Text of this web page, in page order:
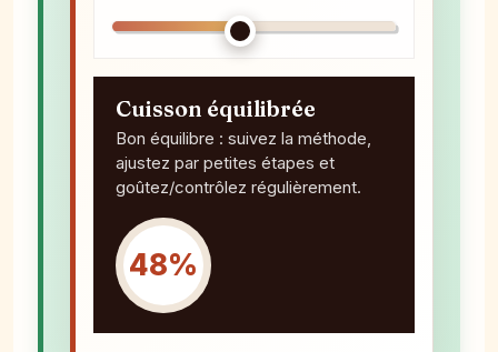
Cuisson équilibrée
Bon équilibre : suivez la méthode,
ajustez par petites étapes et
goûtez/contrôlez régulièrement.
48%